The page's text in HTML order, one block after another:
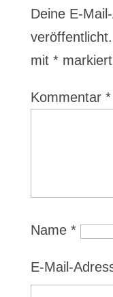
Deine E-
veröffentlicht.
mit *markiert
Kommentar *
Name *
E-Mail-